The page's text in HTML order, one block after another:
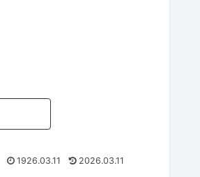
1926.03.11 2026.03.11